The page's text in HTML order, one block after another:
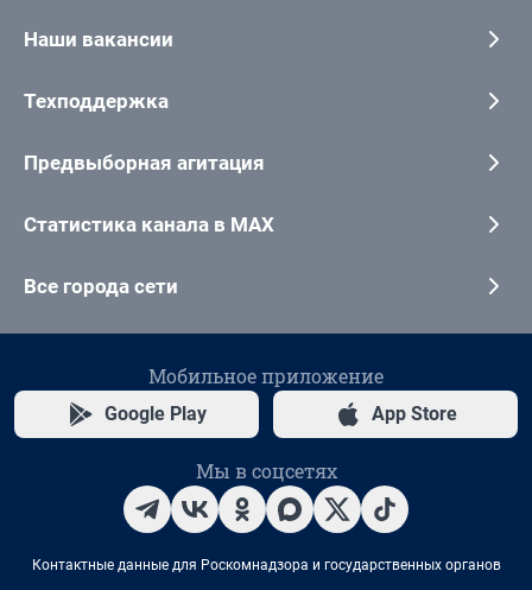
Наши вакансии
Техподдержка
Предвыборная агитация
Статистика канала в MAX
Все города сети
Мобильное приложение
Google Play App Store
Мы в соцсетях
Контактные данные для Роскомнадзора и государственных органов